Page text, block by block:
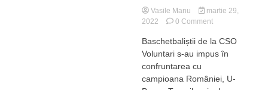
Vasile Manu
martie 29,
2022
0 Commenton
BT
Cluj-
a
ajuns
Baschetbaliștii de la CSO
Voluntari s-au impus în
confruntarea cu
campioana României, U-